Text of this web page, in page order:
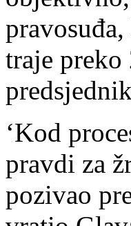
traje preko
‘Kod
pravdi za
pozivao